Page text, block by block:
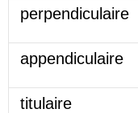
perpendiculaire
appendiculaire
titulaire